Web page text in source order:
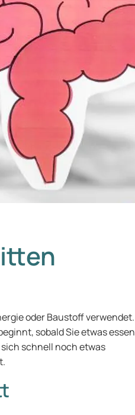
oder Baustoff verwendet.
sobald Sie etwas essen
schnell noch etwas